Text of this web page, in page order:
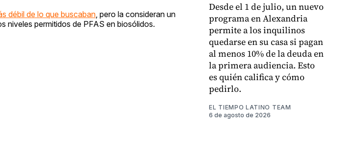
débil de lo que buscaban, pero la consideran un
niveles permitidos de PFAS en biosólidos.
Desde el 1 de julio, un nuevo
programa en Alexandria
permite a los inquilinos
quedarse en su casa si pagan
al menos 10% de la deuda en
la primera audiencia. Esto
es quién califica y cómo
pedirlo.
EL TIEMPO LATINO TEAM
6 de agosto de 2026